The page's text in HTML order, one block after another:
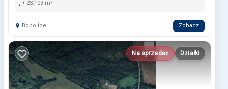
23.103 m²
Bobolice Zobacz
Na sprzedaż Działki